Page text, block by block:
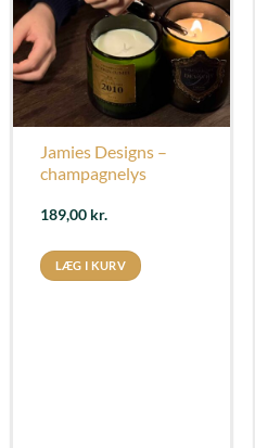
Jamies Designs –
champagnelys
189,00 kr.
LÆG I KURV